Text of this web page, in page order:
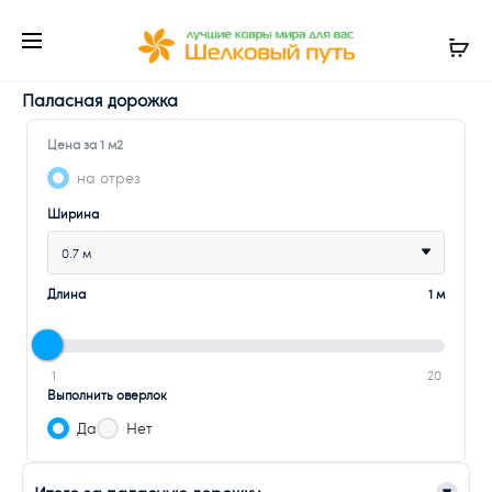
Паласная дорожка
Цена за 1 м2
на отрез
Ширина
0.7 м
Длина 1 м
1
20
Выполнить оверлок
Да Нет